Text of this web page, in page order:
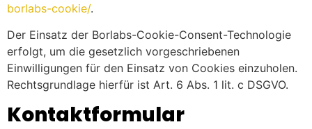
borlabs-cookie/.
Der Einsatz der Borlabs-Cookie-Consent-Technologie
erfolgt, um die gesetzlich vorgeschriebenen
Einwilligungen für den Einsatz von Cookies einzuholen.
Rechtsgrundlage hierfür ist Art. 6 Abs. 1 lit. c DSGVO.
Kontaktformular